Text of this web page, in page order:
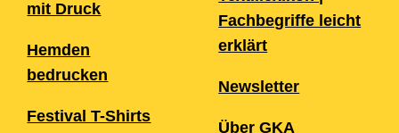
mit Druck
Hemden
bedrucken
Festival T-Shirts
Fachbegriffe leicht
erklärt
Newsletter
Über GKA